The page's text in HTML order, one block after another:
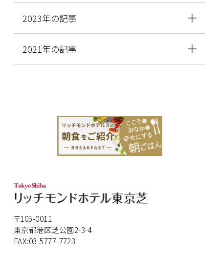
2023年の記事
2021年の記事
〒105-0011
東京都港区芝公園2-3-4
FAX:03-5777-7723